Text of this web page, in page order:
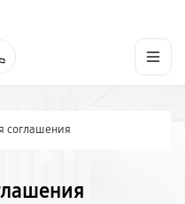
соглашения